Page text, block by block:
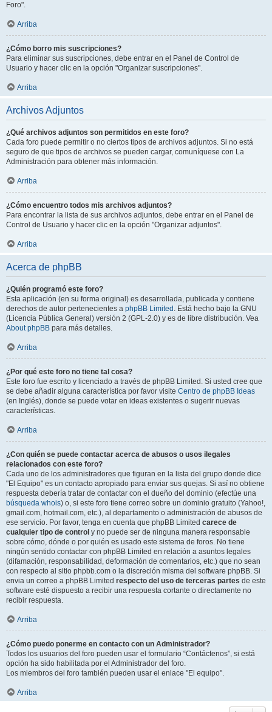
Foro".
Arriba
¿Cómo borro mis suscripciones?
Para eliminar sus suscripciones, debe entrar en el Panel de Control de
Usuario y hacer clic en la opción "Organizar suscripciones".
Arriba
Archivos Adjuntos
¿Qué archivos adjuntos son permitidos en este foro?
Cada foro puede permitir o no ciertos tipos de archivos adjuntos. Si no está
seguro de que tipos de archivos se pueden cargar, comuníquese con La
Administración para obtener más información.
Arriba
¿Cómo encuentro todos mis archivos adjuntos?
Para encontrar la lista de sus archivos adjuntos, debe entrar en el Panel de
Control de Usuario y hacer clic en la opción "Organizar adjuntos".
Arriba
Acerca de phpBB
¿Quién programó este foro?
Esta aplicación (en su forma original) es desarrollada, publicada y contiene
derechos de autor pertenecientes a phpBB Limited . Está hecho bajo la GNU
(Licencia Pública General) versión 2 (GPL-2.0) y es de libre distribución. Vea
About phpBB para más detalles.
Arriba
¿Por qué este foro no tiene tal cosa?
Este foro fue escrito y licenciado a través de phpBB Limited. Si usted cree que
se debe añadir alguna característica por favor visite Centro de phpBB Ideas
(en Inglés), donde se puede votar en ideas existentes o sugerir nuevas
características.
Arriba
¿Con quién se puede contactar acerca de abusos o usos ilegales
relacionados con este foro?
Cada uno de los administradores que figuran en la lista del grupo donde dice
"El Equipo" es un contacto apropiado para enviar sus quejas. Si así no obtiene
respuesta debería tratar de contactar con el dueño del dominio (efectúe una
búsqueda whois) o, si este foro tiene correo sobre un dominio gratuito (Yahoo!,
gmail.com, hotmail.com, etc.), al departamento o administración de abusos de
ese servicio. Por favor, tenga en cuenta que phpBB Limited carece de
cualquier tipo de control y no puede ser de ninguna manera responsable
sobre cómo, dónde o por quién es usado este sistema de foros. No tiene
ningún sentido contactar con phpBB Limited en relación a asuntos legales
(difamación, responsabilidad, deformación de comentarios, etc.) que no sean
con respecto al sitio phpbb.com o la discreción misma del software phpBB. Si
envia un correo a phpBB Limited respecto del uso de terceras partes de este
software esté dispuesto a recibir una respuesta cortante o directamente no
recibir respuesta.
Arriba
¿Cómo puedo ponerme en contacto con un Administrador?
Todos los usuarios del foro pueden usar el formulario “Contáctenos”, si está
opción ha sido habilitada por el Administrador del foro.
Los miembros del foro también pueden usar el enlace "El equipo".
Arriba